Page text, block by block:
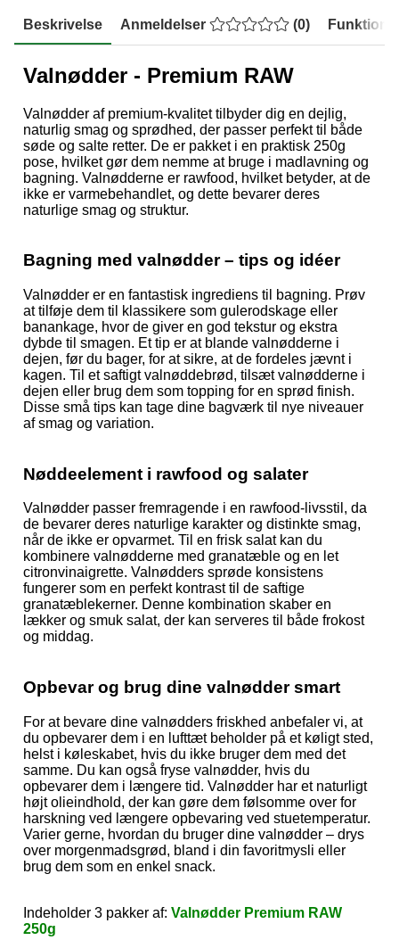
Beskrivelse Anmeldelser (0)
Valnødder - Premium RAW
Valnødder af premium-kvalitet tilbyder dig en dejlig,
naturlig smag og sprødhed, der passer perfekt til både
søde og salte retter. De er pakket i en praktisk 250g
pose, hvilket gør dem nemme at bruge i madlavning og
bagning. Valnødderne er rawfood, hvilket betyder, at de
ikke er varmebehandlet, og dette bevarer deres
naturlige smag og struktur.
Bagning med valnødder – tips og idéer
Valnødder er en fantastisk ingrediens til bagning. Prøv
at tilføje dem til klassikere som gulerodskage eller
banankage, hvor de giver en god tekstur og ekstra
dybde til smagen. Et tip er at blande valnødderne i
dejen, før du bager, for at sikre, at de fordeles jævnt i
kagen. Til et saftigt valnøddebrød, tilsæt valnødderne i
dejen eller brug dem som topping for en sprød finish.
Disse små tips kan tage dine bagværk til nye niveauer
af smag og variation.
Nøddeelement i rawfood og salater
Valnødder passer fremragende i en rawfood-livsstil, da
de bevarer deres naturlige karakter og distinkte smag,
når de ikke er opvarmet. Til en frisk salat kan du
kombinere valnødderne med granatæble og en let
citronvinaigrette. Valnødders sprøde konsistens
fungerer som en perfekt kontrast til de saftige
granatæblekerner. Denne kombination skaber en
lækker og smuk salat, der kan serveres til både frokost
og middag.
Opbevar og brug dine valnødder smart
For at bevare dine valnødders friskhed anbefaler vi, at
du opbevarer dem i en lufttæt beholder på et køligt sted,
helst i køleskabet, hvis du ikke bruger dem med det
samme. Du kan også fryse valnødder, hvis du
opbevarer dem i længere tid. Valnødder har et naturligt
højt olieindhold, der kan gøre dem følsomme over for
harskning ved længere opbevaring ved stuetemperatur.
Varier gerne, hvordan du bruger dine valnødder – drys
over morgenmadsgrød, bland i din favoritmysli eller
brug dem som en enkel snack.
Indeholder 3 pakker af: Valnødder Premium RAW
250g